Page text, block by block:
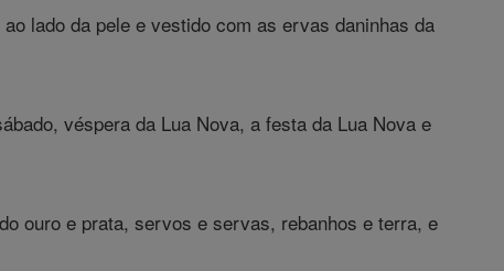
lado da pele e vestido com as ervas daninhas da
véspera da Lua Nova, a festa da Lua Nova e
ouro e prata, servos e servas, rebanhos e terra, e